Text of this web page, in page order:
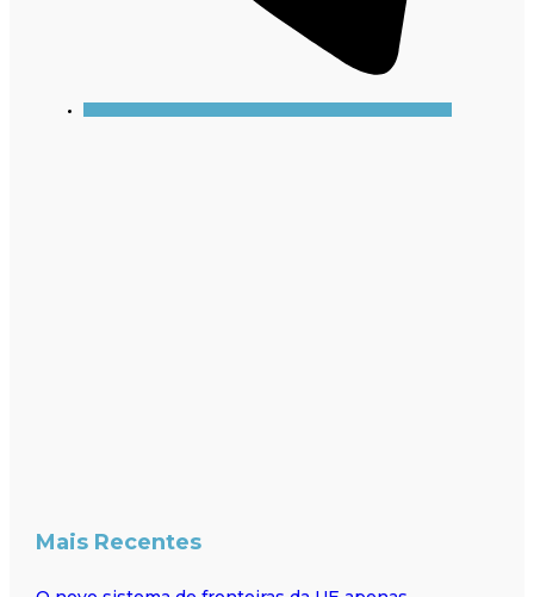
Mais Recentes